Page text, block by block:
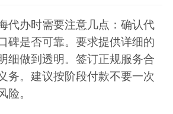
代办时需要注意几点：确认代
碑是否可靠。要求提供详细的
细做到透明。签订正规服务合
务。建议按阶段付款不要一次
险。